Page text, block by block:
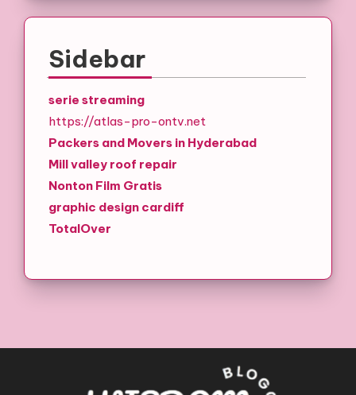
Sidebar
serie streaming
https://atlas-pro-ontv.net
Packers and Movers in Hyderabad
Mill valley roof repair
Nonton Film Gratis
graphic design cardiff
TotalOver